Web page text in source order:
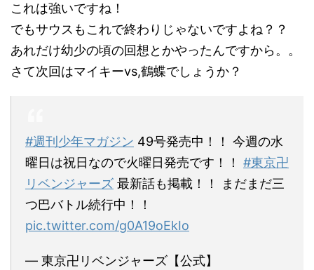
これは強いですね！
でもサウスもこれで終わりじゃないですよね？？
あれだけ幼少の頃の回想とかやったんですから。。
さて次回はマイキーvs,鶴蝶でしょうか？
#週刊少年マガジン 49号発売中！！ 今週の水
曜日は祝日なので火曜日発売です！！ #東京卍
リベンジャーズ 最新話も掲載！！ まだまだ三
つ巴バトル続行中！！
pic.twitter.com/g0A19oEkIo
— 東京卍リベンジャーズ【公式】